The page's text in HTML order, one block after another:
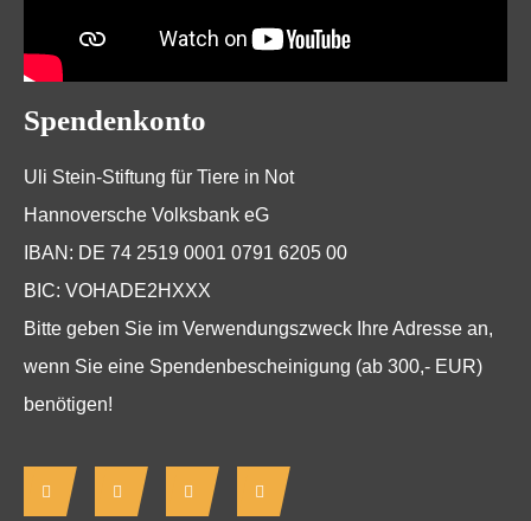
Spendenkonto
Uli Stein-Stiftung für Tiere in Not
Hannoversche Volksbank eG
IBAN: DE 74 2519 0001 0791 6205 00
BIC: VOHADE2HXXX
Bitte geben Sie im Verwendungszweck Ihre Adresse an,
wenn Sie eine Spendenbescheinigung (ab 300,- EUR)
benötigen!